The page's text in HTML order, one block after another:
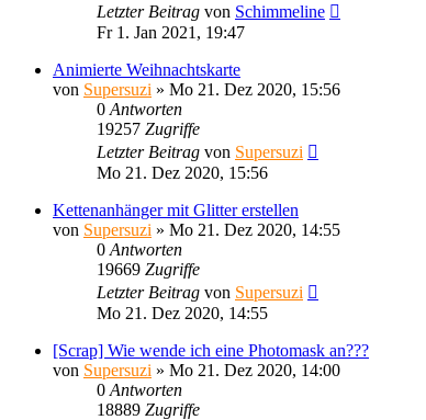
Letzter Beitrag von Schimmeline
Fr 1. Jan 2021, 19:47
Animierte Weihnachtskarte
von Supersuzi » Mo 21. Dez 2020, 15:56
0 Antworten
19257 Zugriffe
Letzter Beitrag von Supersuzi
Mo 21. Dez 2020, 15:56
Kettenanhänger mit Glitter erstellen
von Supersuzi » Mo 21. Dez 2020, 14:55
0 Antworten
19669 Zugriffe
Letzter Beitrag von Supersuzi
Mo 21. Dez 2020, 14:55
[Scrap] Wie wende ich eine Photomask an???
von Supersuzi » Mo 21. Dez 2020, 14:00
0 Antworten
18889 Zugriffe